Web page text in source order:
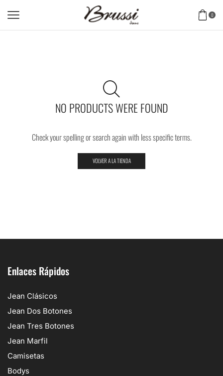
0
NO PRODUCTS WERE FOUND
Check your spelling or search again with less specific terms.
VOLVER A LA TIENDA
Enlaces Rápidos
Jean Clásicos
Jean Dos Botones
Jean Tres Botones
Jean Marfil
Camisetas
Bodys